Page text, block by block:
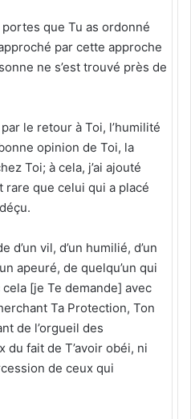
que Tu as ordonné
par cette approche
ne s’est trouvé près de
le retour à Toi, l’humilité
opinion de Toi, la
Toi; à cela, j’ai ajouté
rare que celui qui a placé
d’un vil, d’un humilié, d’un
apeuré, de quelqu’un qui
[je Te demande] avec
Ta Protection, Ton
de l’orgueil des
fait de T’avoir obéi, ni
de ceux qui